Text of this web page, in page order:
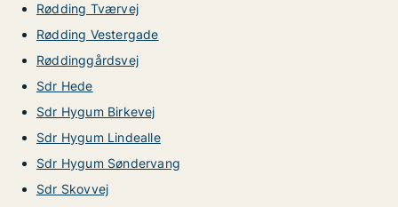
Rødding Tværvej
Rødding Vestergade
Røddinggårdsvej
Sdr Hede
Sdr Hygum Birkevej
Sdr Hygum Lindealle
Sdr Hygum Søndervang
Sdr Skovvej